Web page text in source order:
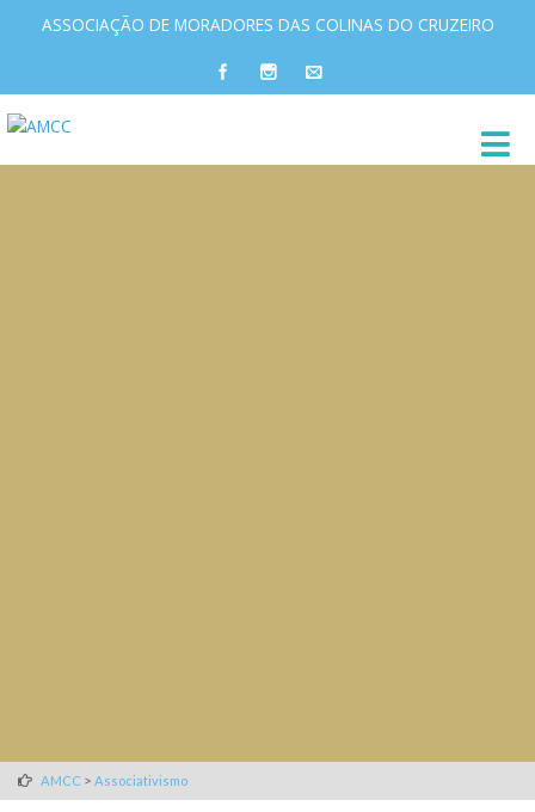
ASSOCIAÇÃO DE MORADORES DAS COLINAS DO CRUZEIRO
AMCC > Associativismo